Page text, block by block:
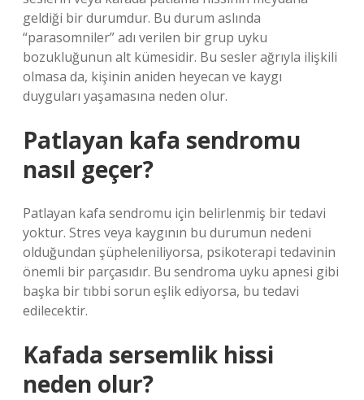
geldiği bir durumdur. Bu durum aslında
“parasomniler” adı verilen bir grup uyku
bozukluğunun alt kümesidir. Bu sesler ağrıyla ilişkili
olmasa da, kişinin aniden heyecan ve kaygı
duyguları yaşamasına neden olur.
Patlayan kafa sendromu
nasıl geçer?
Patlayan kafa sendromu için belirlenmiş bir tedavi
yoktur. Stres veya kaygının bu durumun nedeni
olduğundan şüpheleniliyorsa, psikoterapi tedavinin
önemli bir parçasıdır. Bu sendroma uyku apnesi gibi
başka bir tıbbi sorun eşlik ediyorsa, bu tedavi
edilecektir.
Kafada sersemlik hissi
neden olur?